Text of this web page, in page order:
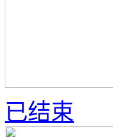
已结束